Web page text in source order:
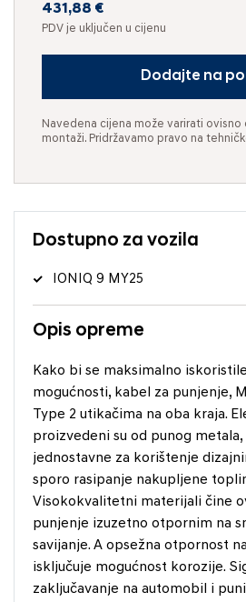
431,88 €
PDV je uključen u cijenu
Dodajte na
Navedena cijena može varirati ovisno
montaži. Pridržavamo pravo na
Dostupno za vozila
IONIQ 9 MY25
Opis opreme
Kako bi se maksimalno
mogućnosti, kabel za punjenje,
Type 2 utikačima na oba kraja.
proizvedeni su od punog metala,
jednostavne za korištenje
sporo rasipanje nakupljene
Visokokvalitetni materijali čine
punjenje izuzetno otpornim na
savijanje. A opsežna otpornost
isključuje mogućnost korozije.
zaključavanje na automobil i